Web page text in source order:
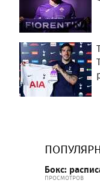
Бокс:
ПРОСМОТРОВ